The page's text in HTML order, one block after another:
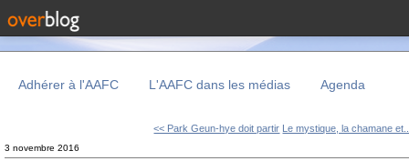
Adhérer à l'AAFC L'AAFC dans les médias Agenda
<< Park Geun-hye doit partir Le mystique, la chamane
3 novembre 2016